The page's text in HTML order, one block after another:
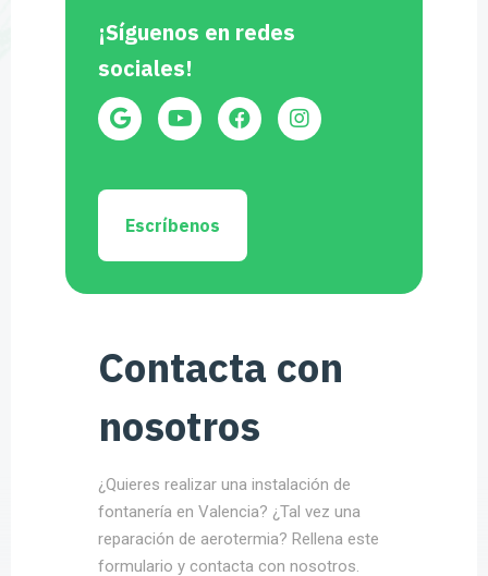
¡Síguenos en redes
sociales!
Escríbenos
Contacta con
nosotros
¿Quieres realizar una instalación de
fontanería en Valencia? ¿Tal vez una
reparación de aerotermia? Rellena este
formulario y contacta con nosotros.